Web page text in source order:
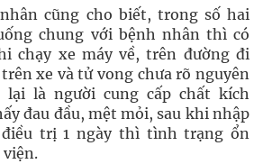
cũng cho biết, trong số hai
chung với bệnh nhân thì có
chạy xe máy về, trên đường đi
xe và tử vong chưa rõ nguyên
lại là người cung cấp chất kích
đau đầu, mệt mỏi, sau khi nhập
trị 1 ngày thì tình trạng ổn
viện.